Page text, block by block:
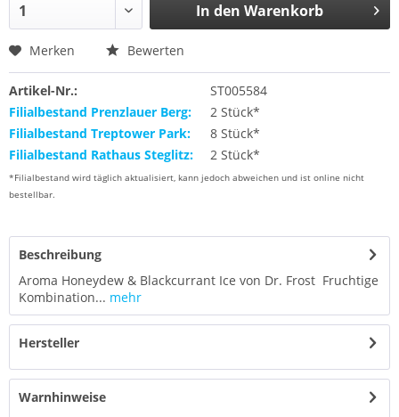
In den Warenkorb
Merken Bewerten
Artikel-Nr.:
ST005584
Filialbestand Prenzlauer Berg:
2 Stück*
Filialbestand Treptower Park:
8 Stück*
Filialbestand Rathaus Steglitz:
2 Stück*
*Filialbestand wird täglich aktualisiert, kann jedoch abweichen und ist online nicht
bestellbar.
Beschreibung
Aroma Honeydew & Blackcurrant Ice von Dr. Frost Fruchtige
Kombination... mehr
Hersteller
Warnhinweise